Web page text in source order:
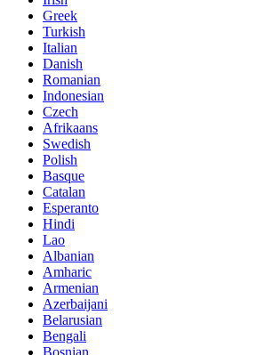
Greek
Turkish
Italian
Danish
Romanian
Indonesian
Czech
Afrikaans
Swedish
Polish
Basque
Catalan
Esperanto
Hindi
Lao
Albanian
Amharic
Armenian
Azerbaijani
Belarusian
Bengali
Bosnian